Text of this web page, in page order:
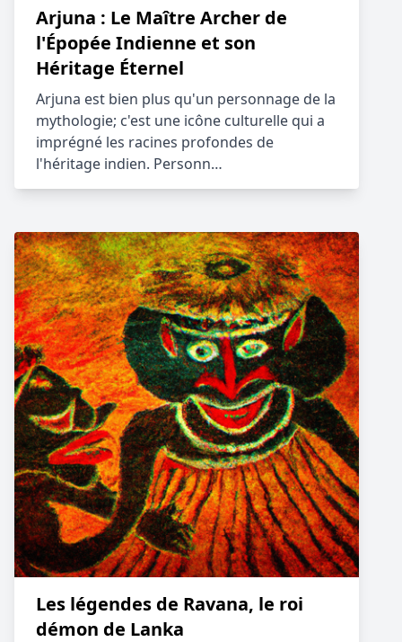
Arjuna : Le Maître Archer de
l'Épopée Indienne et son
Héritage Éternel
Arjuna est bien plus qu'un personnage de la
mythologie; c'est une icône culturelle qui a
imprégné les racines profondes de
l'héritage indien. Personn…
Les légendes de Ravana, le roi
démon de Lanka